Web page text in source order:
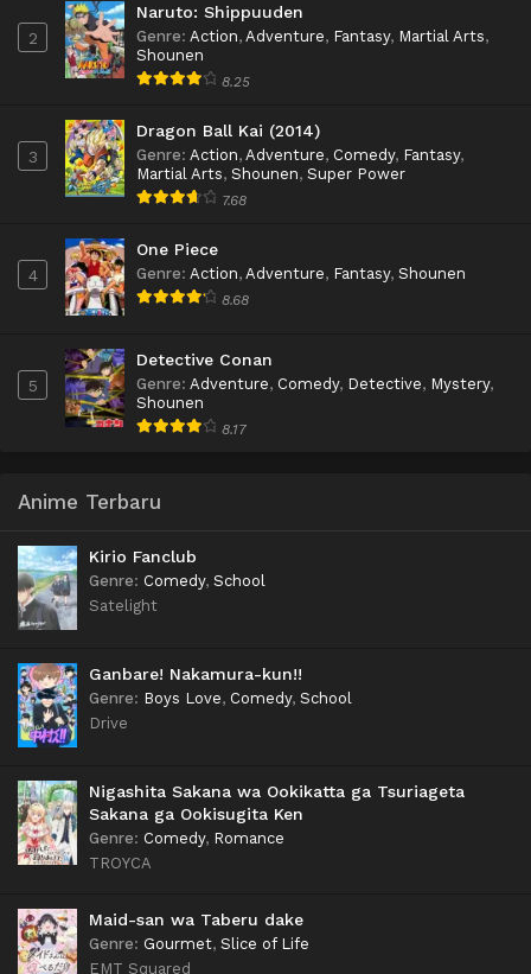
2
Naruto: Shippuuden
Genre: Action, Adventure, Fantasy, Martial Arts,
Shounen
8.25
3
Dragon Ball Kai (2014)
Genre: Action, Adventure, Comedy, Fantasy,
Martial Arts, Shounen, Super Power
7.68
4
One Piece
Genre: Action, Adventure, Fantasy, Shounen
8.68
5
Detective Conan
Genre: Adventure, Comedy, Detective, Mystery,
Shounen
8.17
Anime Terbaru
Kirio Fanclub
Genre: Comedy, School
Satelight
Ganbare! Nakamura-kun!!
Genre: Boys Love, Comedy, School
Drive
Nigashita Sakana wa Ookikatta ga Tsuriageta
Sakana ga Ookisugita Ken
Genre: Comedy, Romance
TROYCA
Maid-san wa Taberu dake
Genre: Gourmet, Slice of Life
EMT Squared